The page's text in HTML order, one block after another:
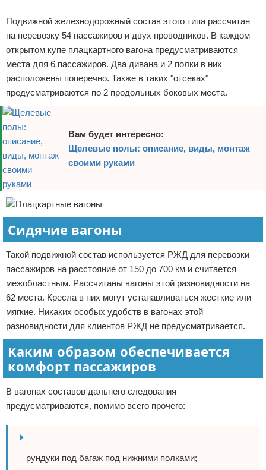
Подвижной железнодорожный состав этого типа рассчитан
на перевозку 54 пассажиров и двух проводников. В каждом
открытом купе плацкартного вагона предусматриваются
места для 6 пассажиров. Два дивана и 2 полки в них
расположены поперечно. Также в таких "отсеках"
предусматриваются по 2 продольных боковых места.
Вам будет интересно:
Щелевые полы: описание, виды, монтаж
своими руками
Сидячие вагоны
Такой подвижной состав используется РЖД для перевозки
пассажиров на расстояние от 150 до 700 км и считается
межобластным. Рассчитаны вагоны этой разновидности на
62 места. Кресла в них могут устанавливаться жесткие или
мягкие. Никаких особых удобств в вагонах этой
разновидности для клиентов РЖД не предусматривается.
Каким образом обеспечивается
комфорт пассажиров
В вагонах составов дальнего следования
предусматриваются, помимо всего прочего:
рундуки под багаж под нижними полками;